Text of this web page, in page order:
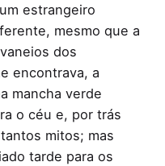
estrangeiro
mesmo que a
dos
encontrava, a
mancha verde
o céu e, por trás
mitos; mas
tarde para os